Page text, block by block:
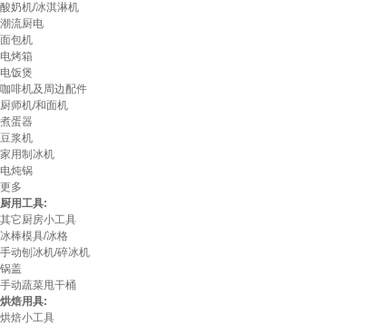
酸奶机/冰淇淋机
潮流厨电
面包机
电烤箱
电饭煲
咖啡机及周边配件
厨师机/和面机
煮蛋器
豆浆机
家用制冰机
电炖锅
更多
厨用工具:
其它厨房小工具
冰棒模具/冰格
手动刨冰机/碎冰机
锅盖
手动蔬菜甩干桶
烘焙用具:
烘焙小工具